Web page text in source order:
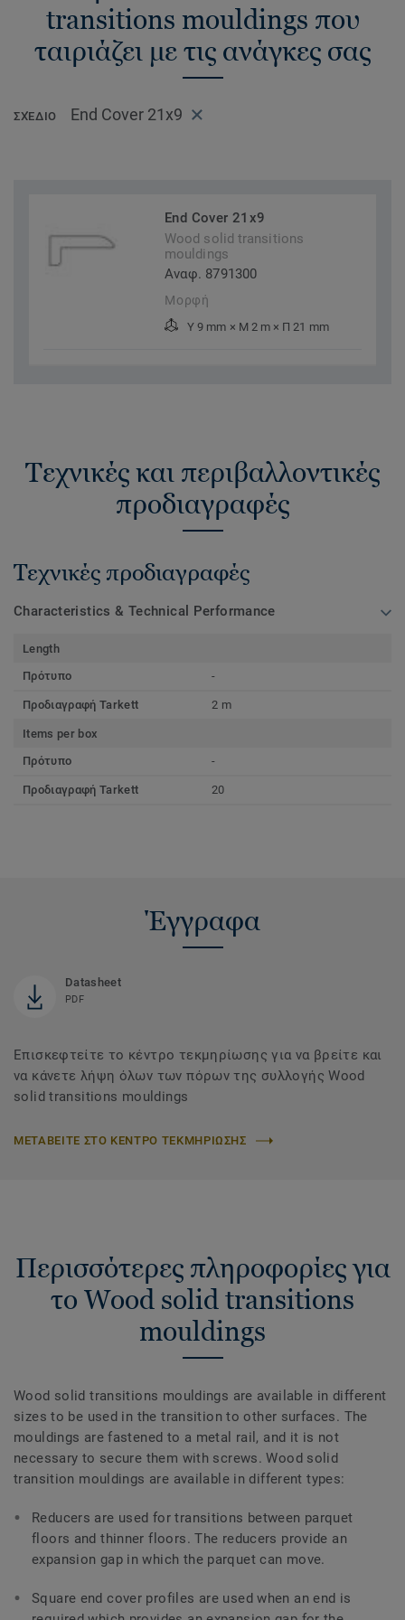
transitions mouldings που
ταιριάζει με τις ανάγκες σας
ΣΧΈΔΙΟ End Cover 21x9
End Cover 21x9
Wood solid transitions
mouldings
Αναφ. 8791300
Μορφή
Υ 9 mm × Μ 2 m × Π 21 mm
Τεχνικές και περιβαλλοντικές
προδιαγραφές
Τεχνικές προδιαγραφές
Characteristics & Technical Performance
Length
Πρότυπο
-
Προδιαγραφή Tarkett 2 m
Items per box
Πρότυπο
-
Προδιαγραφή Tarkett 20
Έγγραφα
Datasheet
PDF
Επισκεφτείτε το κέντρο τεκμηρίωσης για να βρείτε και
να κάνετε λήψη όλων των πόρων της συλλογής Wood
solid transitions mouldings
ΜΕΤΑΒΕΙΤΕ ΣΤΟ ΚΕΝΤΡΟ ΤΕΚΜΗΡΙΩΣΗΣ
Περισσότερες πληροφορίες για
το Wood solid transitions
mouldings
Wood solid transitions mouldings are available in different
sizes to be used in the transition to other surfaces. The
mouldings are fastened to a metal rail, and it is not
necessary to secure them with screws. Wood solid
transition mouldings are available in different types:
Reducers are used for transitions between parquet
floors and thinner floors. The reducers provide an
expansion gap in which the parquet can move.
Square end cover profiles are used when an end is